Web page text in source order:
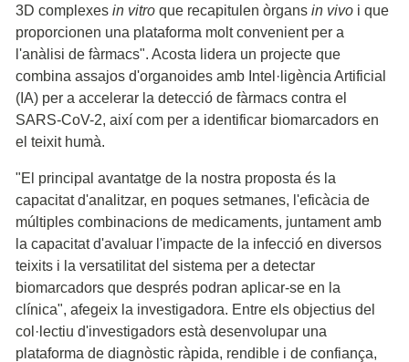
3D complexes in vitro que recapitulen òrgans in vivo i que
proporcionen una plataforma molt convenient per a
l'anàlisi de fàrmacs". Acosta lidera un projecte que
combina assajos d'organoides amb Intel·ligència Artificial
(IA) per a accelerar la detecció de fàrmacs contra el
SARS-CoV-2, així com per a identificar biomarcadors en
el teixit humà.
"El principal avantatge de la nostra proposta és la
capacitat d'analitzar, en poques setmanes, l'eficàcia de
múltiples combinacions de medicaments, juntament amb
la capacitat d'avaluar l'impacte de la infecció en diversos
teixits i la versatilitat del sistema per a detectar
biomarcadors que després podran aplicar-se en la
clínica", afegeix la investigadora. Entre els objectius del
col·lectiu d'investigadors està desenvolupar una
plataforma de diagnòstic ràpida, rendible i de confiança,